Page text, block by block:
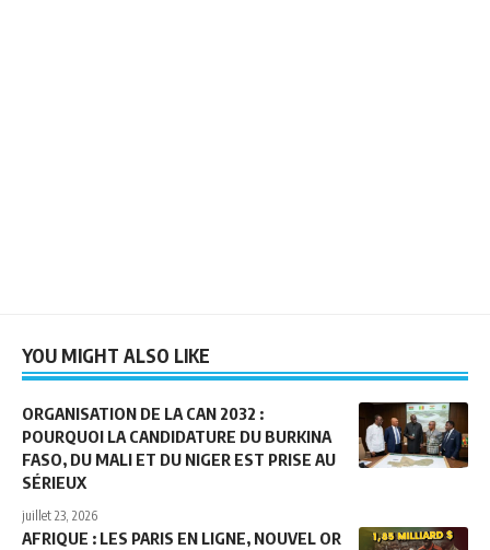
YOU MIGHT ALSO LIKE
ORGANISATION DE LA CAN 2032 :
POURQUOI LA CANDIDATURE DU BURKINA
FASO, DU MALI ET DU NIGER EST PRISE AU
SÉRIEUX
juillet 23, 2026
AFRIQUE : LES PARIS EN LIGNE, NOUVEL OR